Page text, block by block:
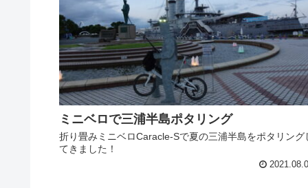
ミニベロで三浦半島ポタリング
折り畳みミニベロCaracle-Sで夏の三浦半島をポタリング
てきました！